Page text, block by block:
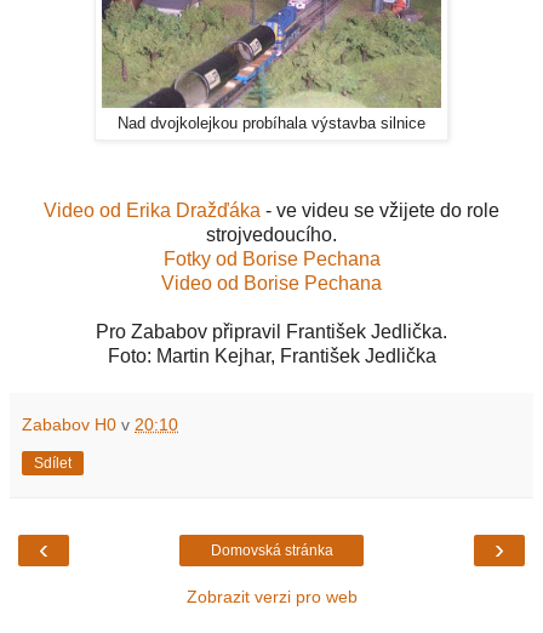
Nad dvojkolejkou probíhala výstavba silnice
Video od Erika Dražďáka - ve videu se vžijete do role
strojvedoucího.
Fotky od Borise Pechana
Video od Borise Pechana
Pro Zababov připravil František Jedlička.
Foto: Martin Kejhar, František Jedlička
Zababov H0 v 20:10
Sdílet
‹ ›
Domovská stránka
Zobrazit verzi pro web